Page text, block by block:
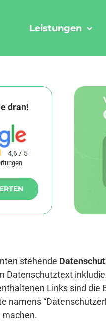
Leistungen
dran!
stehende
Datenschutztext
Links sind
namens
machen.